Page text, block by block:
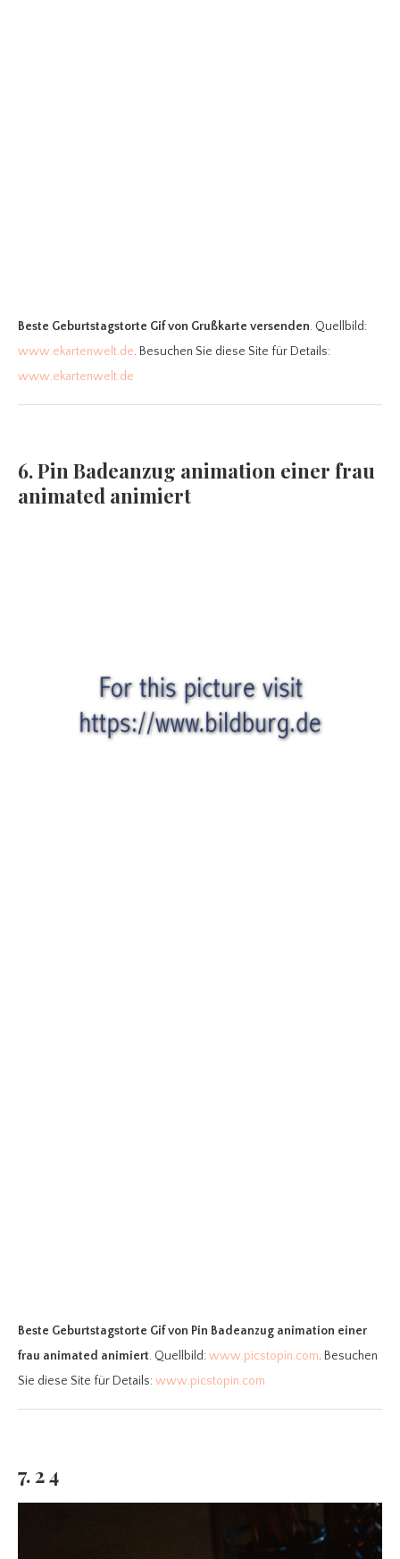
Beste Geburtstagstorte Gifvon Grußkarte versenden. Quellbild:
www.ekartenwelt.de. Besuchen Sie diese Site für Details:
www.ekartenwelt.de
6. Pin Badeanzug animation einer frau
animated animiert
Beste Geburtstagstorte Gifvon Pin Badeanzug animation einer
frau animated animiert. Quellbild:www.picstopin.com. Besuchen
Sie diese Site für Details:www.picstopin.com
7. 2 4